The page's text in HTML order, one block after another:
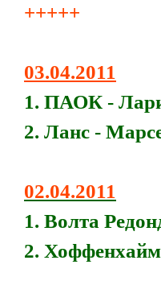
+++++
03.04.2011
1. ПАОК -
2. Ланс -
02.04.2011
1. Волта
2.